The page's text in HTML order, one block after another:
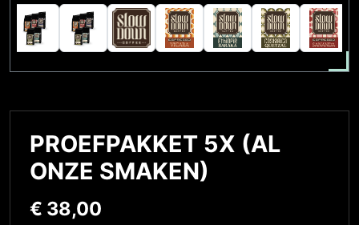
PROEFPAKKET 5X (AL
ONZE SMAKEN)
€ 38,00